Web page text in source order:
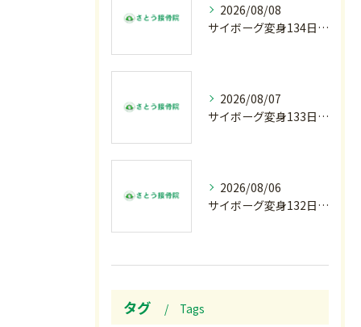
2026/08/08
サイボーグ変身134日目.ゾロ目.お盆休み.甲子園.佐野日大.麦倉監督37年振り白星.柔道インターハイ.2歳ダリア賞.GⅢ.エルムS. GⅢ.レパードS. GⅢ.CBC賞.応援印…土曜の朝〜
2026/08/07
サイボーグ変身133日目.広島.原爆.81年.インターハイ初日.金曜の朝〜
2026/08/06
サイボーグ変身132日目.お知らせ.和歌山.インターハイ.柔道開幕…木曜の朝〜
タグ Tags